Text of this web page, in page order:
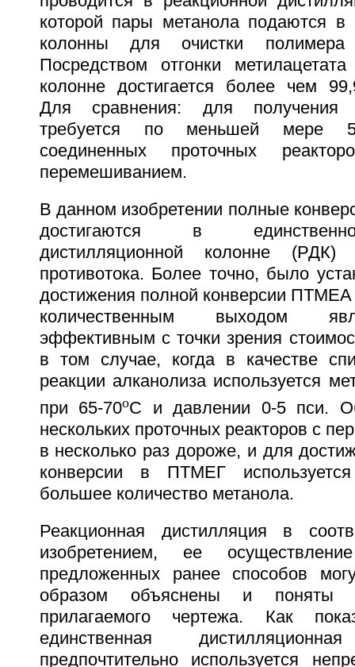
которой пары метанола подаются
колонны для очистки полимера
Посредством отгонки
колонне достигается более чем
Для сравнения: для получения
требуется по меньшей мере 5
соединенных проточных
перемешиванием.
В данном изобретении полные
достигаются в
дистилляционной колонне (РДК)
противотока. Более точно, было
достижения полной конверсии
количественным выходом
эффективным с точки зрения
в том случае, когда в качестве
реакции алканолиза используется
при 65-70oC и давлении 0-5 пси.
нескольких проточных реакторов с
в несколько раз дороже, и для
конверсии в ПТМЕГ
большее количество метанола.
Реакционная дистилляция в
изобретением, ее
предложенных ранее способов
образом объяснены и поняты
прилагаемого чертежа. Как
единственная
предпочтительно используется